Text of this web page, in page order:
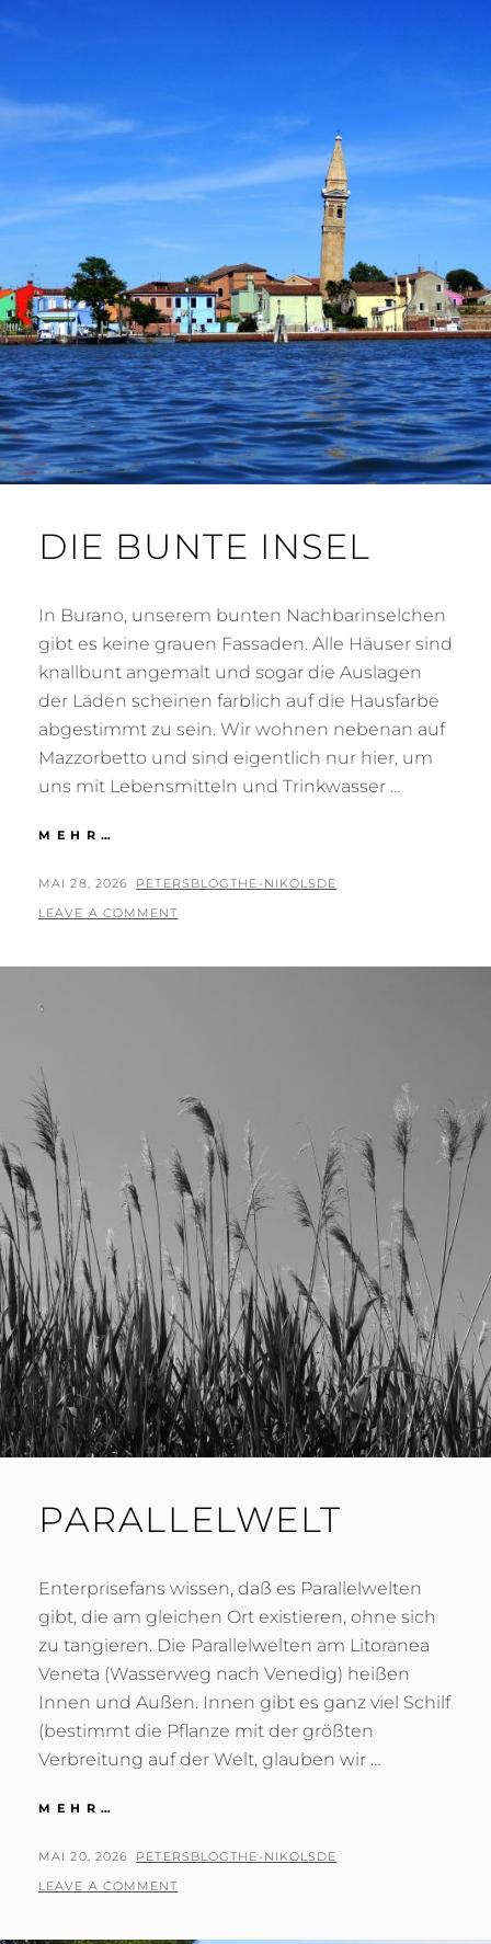
DIE BUNTE INSEL
In Burano, unserem bunten Nachbarinselchen
gibt es keine grauen Fassaden. Alle Häuser sind
knallbunt angemalt und sogar die Auslagen
der Läden scheinen farblich auf die Hausfarbe
abgestimmt zu sein. Wir wohnen nebenan auf
Mazzorbetto und sind eigentlich nur hier, um
uns mit Lebensmitteln und Trinkwasser …
MEHR…
INSEL
POSTED
ON
MAI 28, 2026 BY
PETERSBLOGTHE-NIKOLSDE
LEAVE A COMMENT
PARALLELWELT
Enterprisefans wissen, daß es Parallelwelten
gibt, die am gleichen Ort existieren, ohne sich
zu tangieren. Die Parallelwelten am Litoranea
Veneta (Wasserweg nach Venedig) heißen
Innen und Außen. Innen gibt es ganz viel Schilf
(bestimmt die Pflanze mit der größten
Verbreitung auf der Welt, glauben wir …
MEHR…
POSTED
ON
MAI 20, 2026 BY
PETERSBLOGTHE-NIKOLSDE
LEAVE A COMMENT